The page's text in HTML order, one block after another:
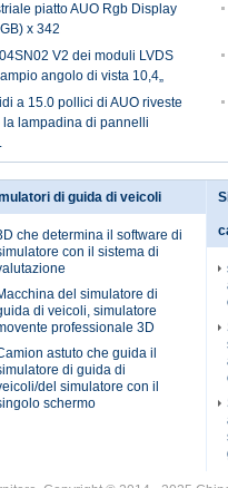
piatto AUO Rgb Display
x 342
V2 dei moduli LVDS
angolo di vista 10,4„
a 15.0 pollici di AUO riveste
la lampadina di pannelli
di guida di veicoli
che determina il software di
con il sistema di
del simulatore di
di veicoli, simulatore
professionale 3D
astuto che guida il
di guida di
del simulatore con il
schermo